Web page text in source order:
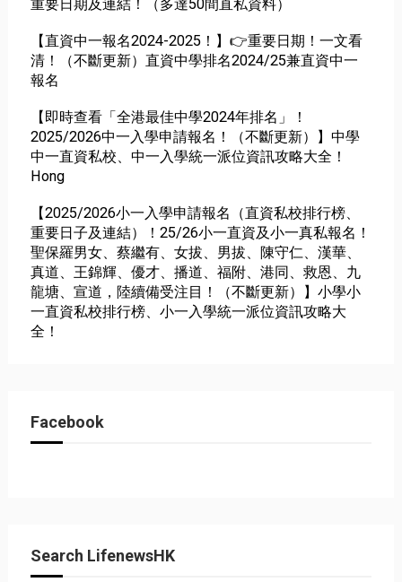
重要日期及連結！（多達50間直私資料）
【直資中一報名2024-2025！】👉重要日期！一文看
清！（不斷更新）直資中學排名2024/25兼直資中一
報名
【即時查看「全港最佳中學2024年排名」！
2025/2026中一入學申請報名！（不斷更新）】中學
中一直資私校、中一入學統一派位資訊攻略大全！
Hong
【2025/2026小一入學申請報名（直資私校排行榜、
重要日子及連結）！25/26小一直資及小一真私報名！
聖保羅男女、蔡繼有、女拔、男拔、陳守仁、漢華、
真道、王錦輝、優才、播道、福附、港同、救恩、九
龍塘、宣道，陸續備受注目！（不斷更新）】小學小
一直資私校排行榜、小一入學統一派位資訊攻略大
全！
Facebook
Search LifenewsHK